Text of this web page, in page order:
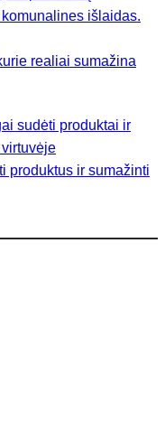
realiai sumažina
produktus ir sumažinti